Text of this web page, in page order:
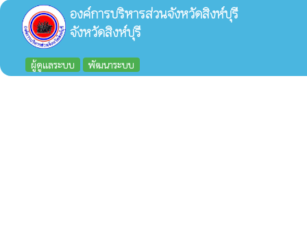
องค์การบริหารส่วนจังหวัดสิงห์บุรี
จังหวัดสิงห์บุรี
ผู้ดูแลระบบ พัฒนาระบบ